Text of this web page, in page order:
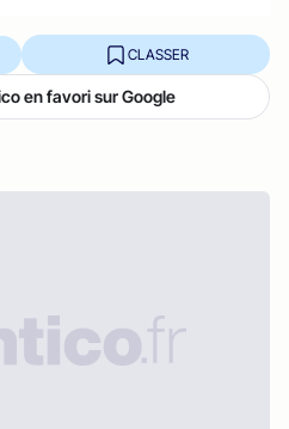
CLASSER
en favori sur Google